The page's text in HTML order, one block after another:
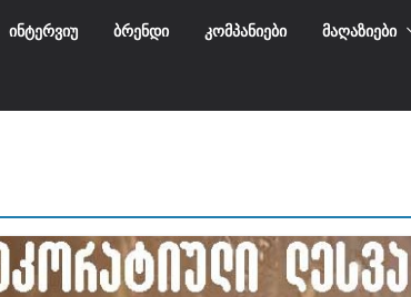
ᲘᲜᲢᲔᲠᲕᲘᲣ ᲑᲠᲔᲜᲓᲘ ᲙᲝᲛᲞᲐᲜᲘᲔᲑᲘ ᲛᲐᲦᲐᲖᲘᲔᲑᲘ